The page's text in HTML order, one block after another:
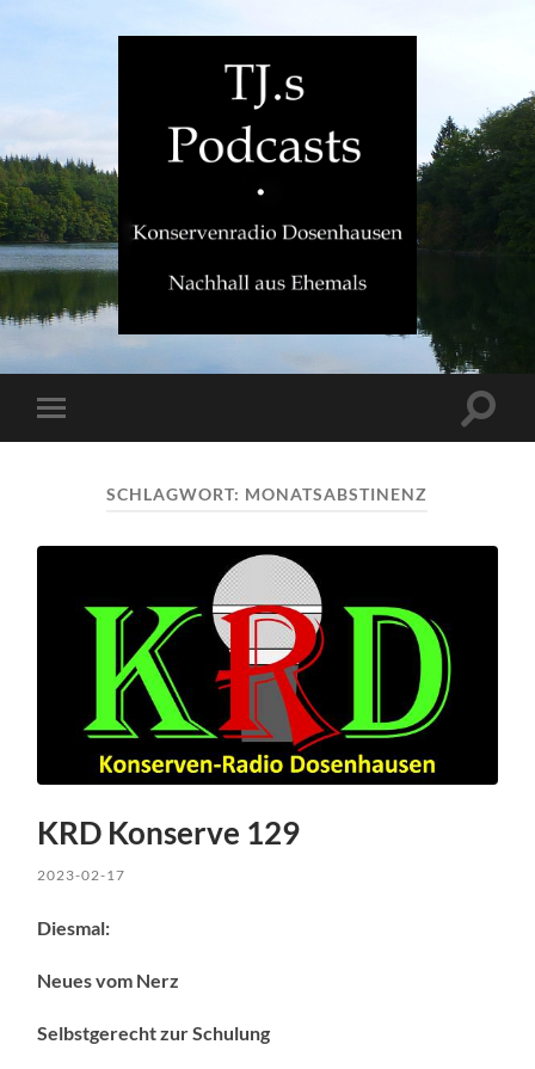
TJ.s
Mobile-
Menü
SCHLAGWORT: MONATSABSTINENZ
KRD Konserve 129
2023-02-17
Diesmal:
Neues vom Nerz
Selbstgerecht zur Schulung